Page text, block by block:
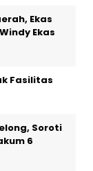
Ekas
Ekas
Fasilitas
Soroti
6